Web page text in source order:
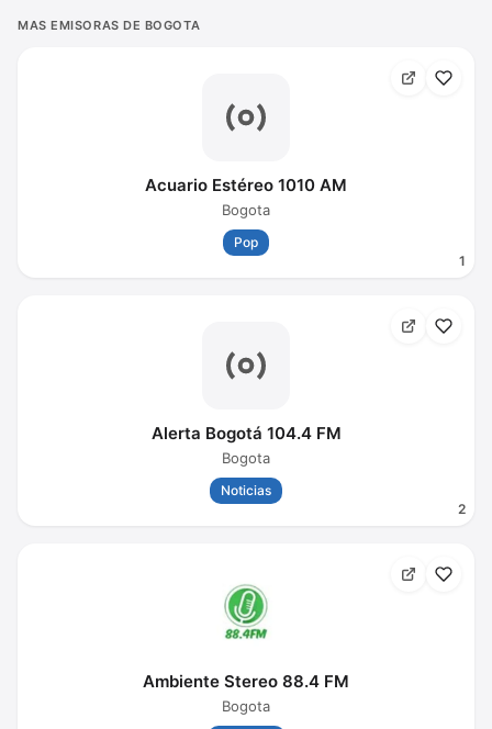
MAS EMISORAS DE BOGOTA
1
Acuario Estéreo 1010 AM
Bogota
Pop
2
Alerta Bogotá 104.4 FM
Bogota
Noticias
Ambiente Stereo 88.4 FM
Bogota